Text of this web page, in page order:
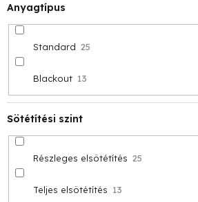
Anyagtípus
Standard 25
Blackout 13
Sötétítési szint
Részleges elsötétítés 25
Teljes elsötétítés 13